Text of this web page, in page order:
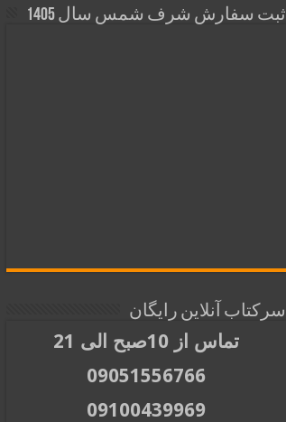
ثبت سفارش شرف شمس سال 1405
سرکتاب آنلاین رایگان
تماس از 10صبح الی 21
09051556766
09100439969